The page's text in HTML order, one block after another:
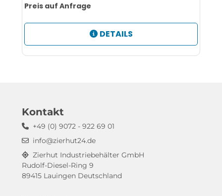
Preis auf Anfrage
DETAILS
Kontakt
+49 (0) 9072 - 922 69 01
info@zierhut24.de
Zierhut Industriebehälter GmbH
Rudolf-Diesel-Ring 9
89415 Lauingen Deutschland